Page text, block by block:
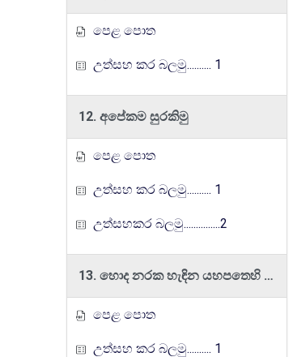
පෙළ පොත
උත්සහ කර බලමු.......... 1
12. අපේකම සුරකිමු
පෙළ පොත
උත්සහ කර බලමු.......... 1
උත්සහකර බලමු...............2
13. හොද නරක හැඳින යහපතෙහි යෙදෙමු
පෙළ පොත
උත්සහ කර බලමු.......... 1